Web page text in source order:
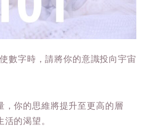
數字時，請將你的意識投向宇宙
，你的思維將提升至更高的層
的渴望。